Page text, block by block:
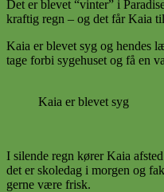
Det er blevet “vinter” i
kraftig regn – og det får Kaia
Kaia er blevet syg og hendes
tage forbi sygehuset og få en
Kaia er blevet syg
I silende regn kører Kaia
det er skoledag i morgen og
gerne være frisk.